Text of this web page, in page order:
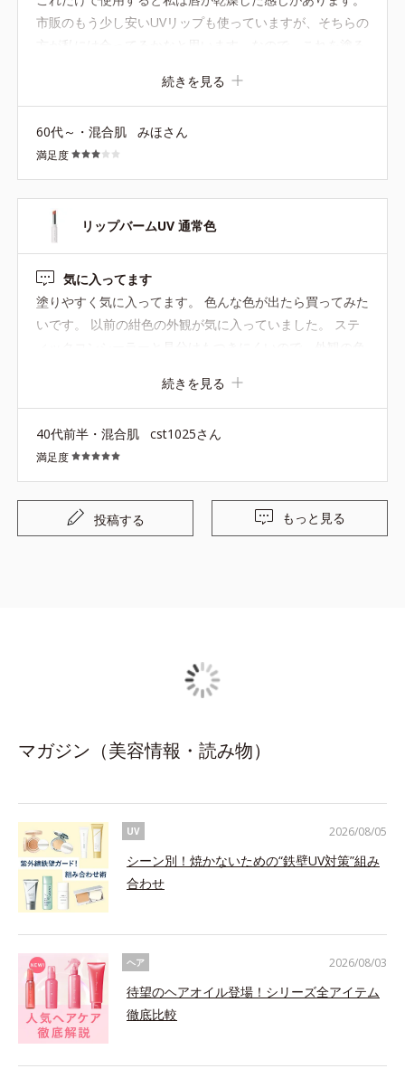
市販のもう少し安いUVリップも使っていますが、そちらの
方が私には合ってるかなと思います。なので、これを塗る
は感じられているので とりあえず一本全部使い切ってまた
次回の購入を考えようと思っています。
続きを見る
60代～・混合肌 みほさん
満足度
リップバームUV 通常色
気に入ってます
塗りやすく気に入ってます。 色んな色が出たら買ってみた
いです。 以前の紺色の外観が気に入っていました。 ステ
ィックコンシーラーと見分けもつきにくいので、外観の色
続きを見る
40代前半・混合肌 cst1025さん
満足度
投稿する もっと見る
マガジン（美容情報・読み物）
UV
シーン別！焼かないための“鉄壁UV対策”組み
合わせ
2026/08/05
ヘア
待望のヘアオイル登場！シリーズ全アイテム
徹底比較
2026/08/03